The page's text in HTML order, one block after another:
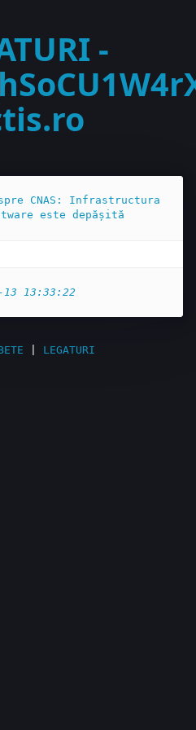
-
CNAS: Infrastructura
este depășită
13 13:33:22
LEGATURI